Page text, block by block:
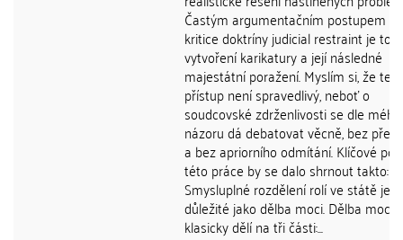
Častým argumentačním postupem při
kritice doktríny judicial restraint je
vytvoření karikatury a její následné
majestátní poražení. Myslím si, že
přístup není spravedlivý, neboť o
soudcovské zdrženlivosti se dle mého
názoru dá debatovat věcně, bez
a bez apriorního odmítání. Klíčové
této práce by se dalo shrnout takto:
Smysluplné rozdělení rolí ve státě je
důležité jako dělba moci. Dělba moci
klasicky dělí na tři části:...